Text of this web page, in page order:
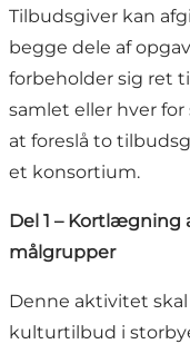
Tilbudsgiver kan
begge dele af
forbeholder sig ret
samlet eller hver for
at foreslå to
et konsortium.
Del 1 –
målgrupper
Denne aktivitet
kulturtilbud i